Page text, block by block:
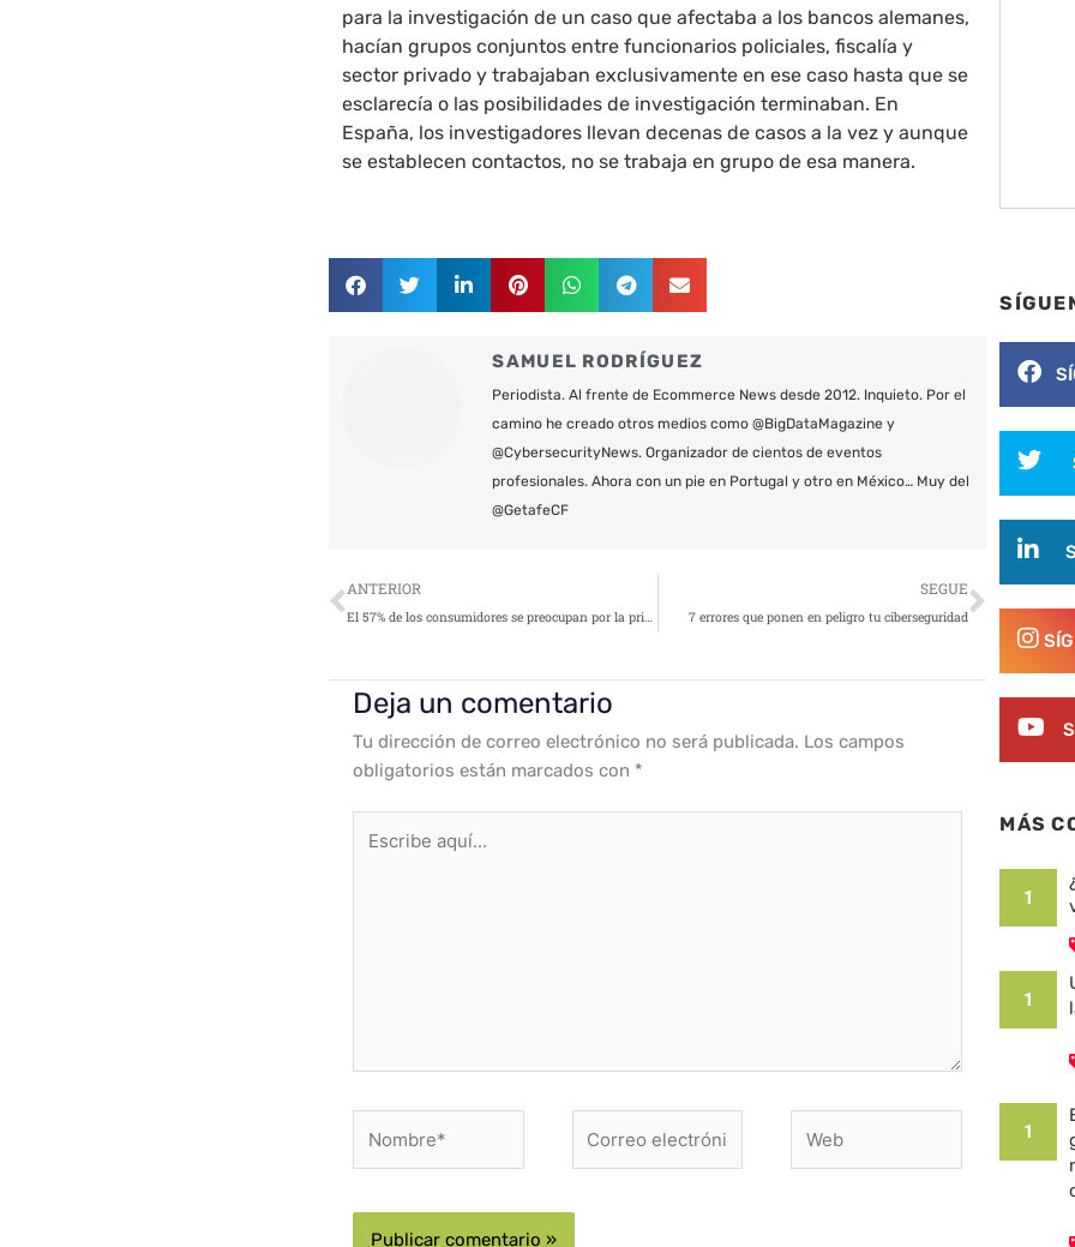
para la investigación de un caso que afectaba a los bancos alemanes,
hacían grupos conjuntos entre funcionarios policiales, fiscalía y
sector privado y trabajaban exclusivamente en ese caso hasta que se
esclarecía o las posibilidades de investigación terminaban. En
España, los investigadores llevan decenas de casos a la vez y aunque
se establecen contactos, no se trabaja en grupo de esa manera.
SAMUEL RODRÍGUEZ
Periodista. Al frente de Ecommerce News desde 2012. Inquieto. Por el
camino he creado otros medios como @BigDataMagazine y
@CybersecurityNews. Organizador de cientos de eventos
profesionales. Ahora con un pie en Portugal y otro en México… Muy del
@GetafeCF
Ant
ANTERIOR
El 57% de los consumidores se preocupan por la privacidad de sus datos
SEGUE
7 errores que ponen en peligro tu ciberseguridad
Deja un comentario
Tu dirección de correo electrónico no será publicada. Los campos
obligatorios están marcados con *
aquí...
electrónico*
MÁS
1
1
1